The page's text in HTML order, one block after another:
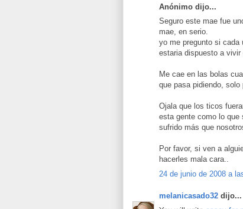
Anónimo dijo...
Seguro este mae fue
mae, en serio.
yo me pregunto si cada
estaria dispuesto a
Me cae en las bolas
que pasa pidiendo, solo
Ojala que los ticos
esta gente como lo
sufrido más que
Por favor, si ven a
hacerles mala cara..
24 de junio de 2008 a
melanicasado32 dijo...